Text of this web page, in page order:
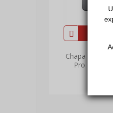
Peça
Chapa de
Pro 4411